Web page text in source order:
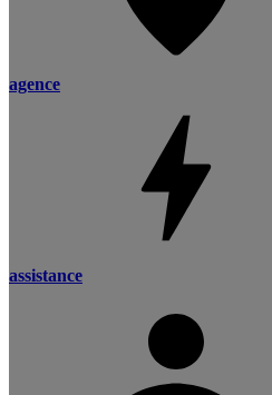
agence
assistance